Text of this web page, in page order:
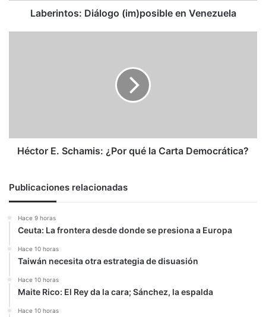
Laberintos: Diálogo (im)posible en Venezuela
Héctor E. Schamis: ¿Por qué la Carta Democrática?
Publicaciones relacionadas
Hace 9 horas
Ceuta: La frontera desde donde se presiona a Europa
Hace 10 horas
Taiwán necesita otra estrategia de disuasión
Hace 10 horas
Maite Rico: El Rey da la cara; Sánchez, la espalda
Hace 10 horas